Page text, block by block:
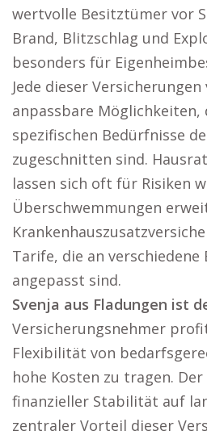
wertvolle Besitztümer vor
Brand, Blitzschlag und
besonders für
Jede dieser
anpassbare Möglichkeiten,
spezifischen Bedürfnisse
zugeschnitten sind.
lassen sich oft für Risiken
Überschwemmungen
Tarife, die an verschiedene
angepasst sind.
Svenja aus Fladungen ist
Versicherungsnehmer
Flexibilität von
hohe Kosten zu tragen.
finanzieller Stabilität auf
zentraler Vorteil dieser